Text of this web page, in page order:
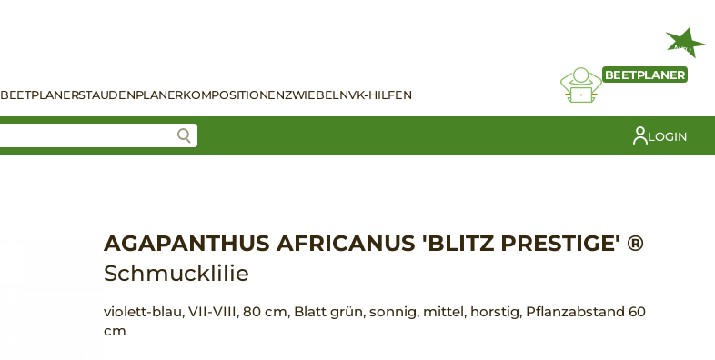
BEETPLANERSTAUDENPLANERKOMPOSITIONENZWIEBELNVK-HILFEN
NEU
BEETPLANER
LOGIN
AGAPANTHUS AFRICANUS 'BLITZ PRESTIGE' ®
Schmucklilie
violett-blau, VII-VIII, 80 cm, Blatt grün, sonnig, mittel, horstig, Pflanzabstand 60
cm